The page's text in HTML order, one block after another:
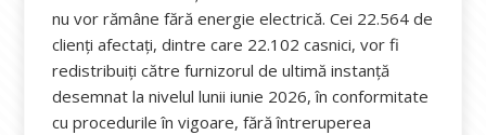
nu vor rămâne fără energie electrică. Cei 22.564 de
clienți afectați, dintre care 22.102 casnici, vor fi
redistribuiți către furnizorul de ultimă instanță
desemnat la nivelul lunii iunie 2026, în conformitate
cu procedurile în vigoare, fără întreruperea